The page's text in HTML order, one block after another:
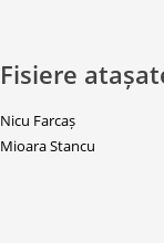
Fisiere
Nicu Farcaș
Mioara Stancu